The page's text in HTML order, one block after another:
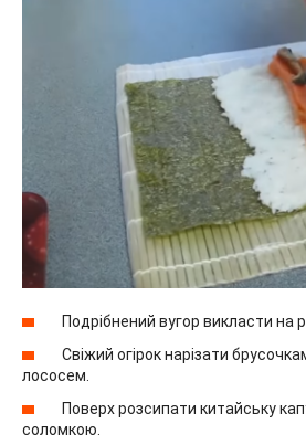
Подрібнений вугор викласти на
Свіжий огірок нарізати
лососем.
Поверх розсипати китайську
соломкою.